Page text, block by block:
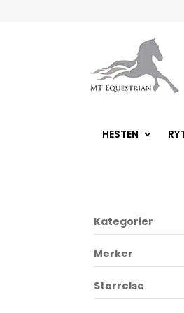
HESTEN
Kategorier
Merker
Størrelse